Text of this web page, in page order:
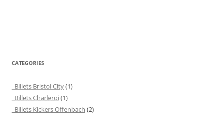
CATEGORIES
Billets Bristol City(1)
Billets Charleroi(1)
Billets Kickers Offenbach (2)